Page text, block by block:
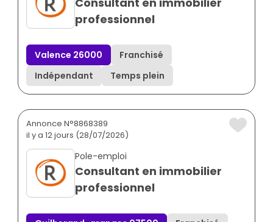
professionnel
Valence 26000
Franchisé
Indépendant
Temps plein
Annonce N°8868389
il y a 12 jours (28/07/2026)
Pole-emploi
Consultant en immobilier
professionnel